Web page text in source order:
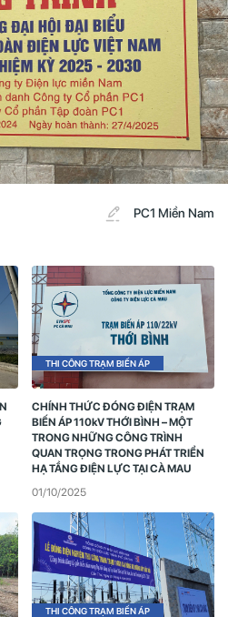
PC1 Miền Nam
THI CÔNG TRẠM BIẾN ÁP
CHÍNH THỨC ĐÓNG ĐIỆN TRẠM
BIẾN ÁP 110kV THỚI BÌNH – MỘT
TRONG NHỮNG CÔNG TRÌNH
QUAN TRỌNG TRONG PHÁT TRIỂN
HẠ TẦNG ĐIỆN LỰC TẠI CÀ MAU
01/10/2025
THI CÔNG TRẠM BIẾN ÁP